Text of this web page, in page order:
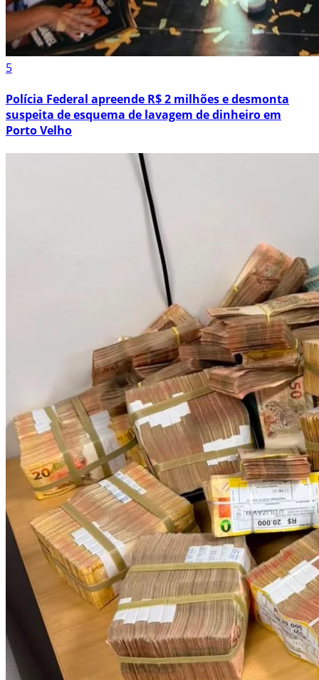
5
Polícia Federal apreende R$ 2 milhões e desmonta
suspeita de esquema de lavagem de dinheiro em
Porto Velho